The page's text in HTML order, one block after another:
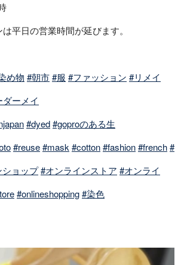
平日の営業時間が延びます。⁡
め物 #朝市#服 #ファッション #リメイ
ダーメイ
#dyed#goproのある生
#reuse#mask #cotton#fashion#french#
ョップ#オンラインストア #オンライ
#onlineshopping#染色